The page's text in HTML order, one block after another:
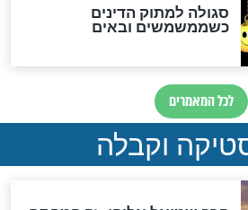
לחשב את הקץ?
בימות המשיח?